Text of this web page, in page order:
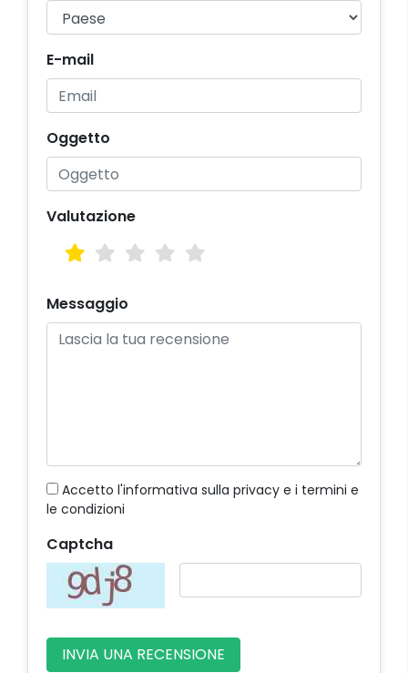
E-mail
Oggetto
Valutazione
Messaggio
Accetto l'informativa sulla privacy e i termini e
le condizioni
Captcha
INVIA UNA RECENSIONE